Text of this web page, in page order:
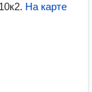
. На карте